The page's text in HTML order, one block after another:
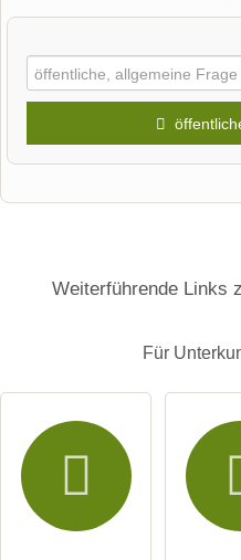
E-Mail-Adresse (wird nicht
Hiermit akzeptiere ich
Weiterführende Links
Für